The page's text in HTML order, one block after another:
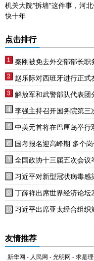
机关大院“拆墙”这件事，河
快十年
点击排行
秦刚被免去外交部部长职
赵乐际对西班牙进行正式
解放军和武警部队代表
李强主持召开国务院第三
中美元首将在巴厘岛举行
国考报名迎高峰期 多个
全国政协十三届五次会议
席
习近平对新型冠状病毒
丁薛祥出席世界经济论
习近平出席亚太经合组织
友情推荐
新华网 - 人民网 -光明网 -求是